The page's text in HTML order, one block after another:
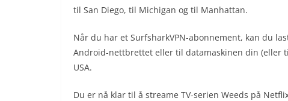
til San Diego, til Michigan og til Manhattan.
Når du har et SurfsharkVPN-abonnement, kan du
Android-nettbrettet eller til datamaskinen din (eller
USA.
Du er nå klar til å streame TV-serien Weeds på